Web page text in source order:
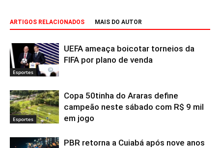
ARTIGOS RELACIONADOS MAIS DO AUTOR
Esportes
UEFA ameaça boicotar torneios da
FIFA por plano de venda
Esportes
Copa 50tinha do Araras define
campeão neste sábado com R$ 9 mil
em jogo
PBR retorna a Cuiabá após nove anos